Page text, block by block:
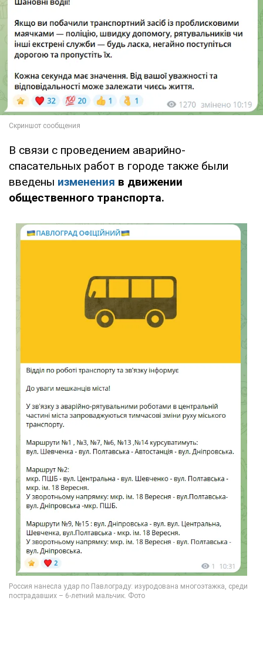
В связи с проведением аварийно-
спасательных работ в городе также были
введены изменения в движении
общественного транспорта.